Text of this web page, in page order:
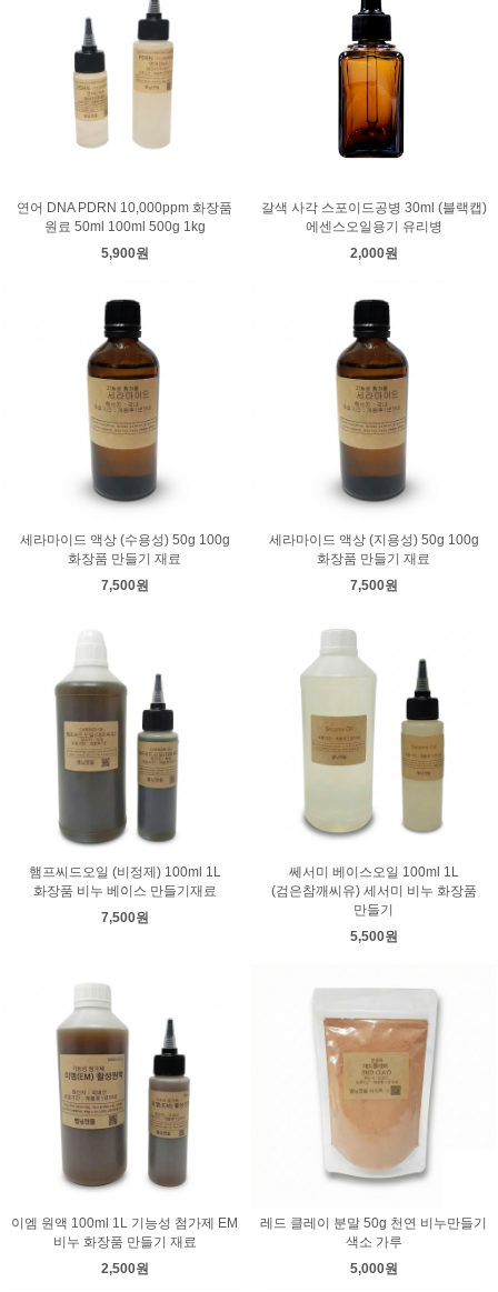
연어 DNA PDRN 10,000ppm 화장품
원료 50ml 100ml 500g 1kg
5,900원
갈색 사각 스포이드공병 30ml (블랙캡)
에센스오일용기 유리병
2,000원
세라마이드 액상 (수용성) 50g 100g
화장품 만들기 재료
7,500원
세라마이드 액상 (지용성) 50g 100g
화장품 만들기 재료
7,500원
햄프씨드오일 (비정제) 100ml 1L
화장품 비누 베이스 만들기재료
7,500원
쎄서미 베이스오일 100ml 1L
(검은참깨씨유) 세서미 비누 화장품
만들기
5,500원
이엠 원액 100ml 1L 기능성 첨가제 EM
비누 화장품 만들기 재료
2,500원
레드 클레이 분말 50g 천연 비누만들기
색소 가루
5,000원